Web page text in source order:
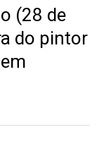
(28 de
do pintor